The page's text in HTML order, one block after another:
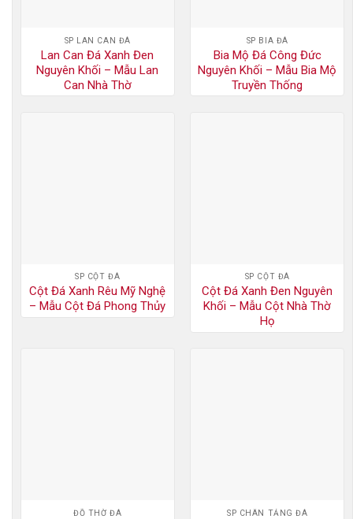
SP LAN CAN ĐÁ
Lan Can Đá Xanh Đen
Nguyên Khối – Mẫu Lan
Can Nhà Thờ
SP BIA ĐÁ
Bia Mộ Đá Công Đức
Nguyên Khối – Mẫu Bia Mộ
Truyền Thống
SP CỘT ĐÁ
Cột Đá Xanh Rêu Mỹ Nghệ
– Mẫu Cột Đá Phong Thủy
SP CỘT ĐÁ
Cột Đá Xanh Đen Nguyên
Khối – Mẫu Cột Nhà Thờ
Họ
ĐỒ THỜ ĐÁ SP CHÂN TẢNG ĐÁ